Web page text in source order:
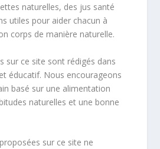
naturelles, des jus santé
utiles pour aider chacun à
corps de manière naturelle.
sur ce site sont rédigés dans
éducatif. Nous encourageons
basé sur une alimentation
naturelles et une bonne
sur ce site ne